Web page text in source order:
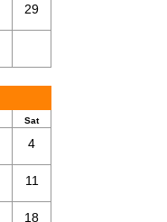
29
Sat
4
11
18